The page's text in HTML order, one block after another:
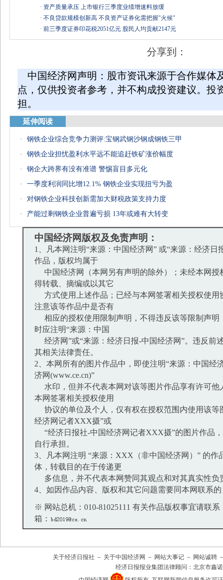
· 资产质量承压 上市银行三季度业绩增速料放缓
· 不良贷款规模创新高 不良资产证券化需把握"火候"
· 前三季度证券印花税2051亿元 股民人均贡献2147元
分享到：
中国经济网声明：股市资讯来源于合作媒体
点，仅供投资者参考，并不构成投资建议。投
担。
延伸阅读
·
钢铁企业综合竞争力测评:宝钢武钢沙钢成钢铁三甲
·
钢铁企业担忧盈利水平远不能追赶铁矿涨价幅度
·
钢企大跨界有没有准谱 警惕盲目多元化
·
一季度利润同比增12.1% 钢铁企业实现扭亏为盈
·
对钢铁企业科技创新需加大财税政策支持力度
·
产能过剩钢铁企业普遍亏损 13年或难有大转变
中国经济网版权及免责声明：
1、凡本网注明“来源：中国经济网” 或“来源：经济日
作品，版权均属于
中国经济网（本网另有声明的除外）；未经本网授
得转载、摘编或以其它
方式使用上述作品；已经与本网签署相关授权使用
注意该等作品中是否有
相应的授权使用限制声明，不得违反该等限制声明
时应注明“来源：中国
经济网”或“来源：经济日报-中国经济网”。违反前
其相关法律责任。
2、本网所有的图片作品中，即使注明“来源：中国经
济网(www.ce.cn)”
水印，但并不代表本网对该等图片作品享有许可他
本网签署相关授权使用
协议的单位及个人，仅有权在授权范围内使用该等
经济网记者XXX摄”或
“经济日报社-中国经济网记者XXX摄”的图片作品
自行承担。
3、凡本网注明 “来源：XXX（非中国经济网）” 的作
体，转载目的在于传递更
多信息，并不代表本网赞同其观点和对其真实性负
4、如因作品内容、版权和其它问题需要同本网联系
※ 网站总机：010-81025111 有关作品版权事宜请联系
箱：
关于经济日报社 － 关于中国经济网 － 网站大事记 － 网站诚聘
经济日报报业集团法律顾问： 北京市鑫